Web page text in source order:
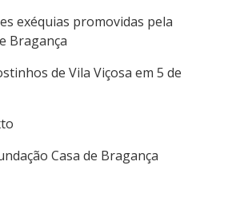
exéquias promovidas pela
Bragança
de Vila Viçosa em 5 de
Casa de Bragança